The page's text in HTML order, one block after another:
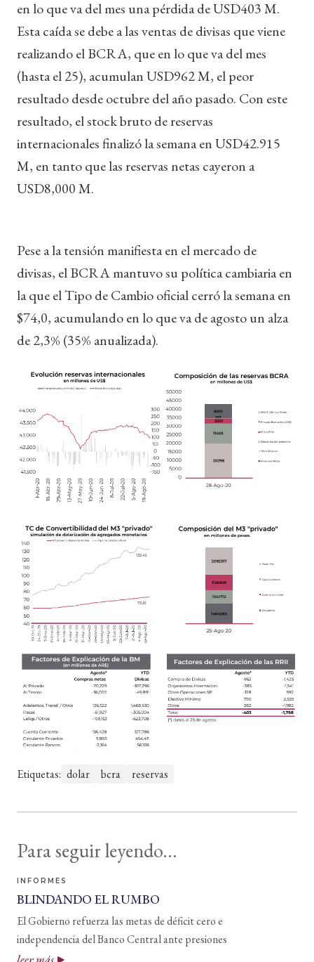
en lo que va del mes una pérdida de USD403 M.
Esta caída se debe a las ventas de divisas que viene
realizando el BCRA, que en lo que va del mes
(hasta el 25), acumulan USD962 M, el peor
resultado desde octubre del año pasado. Con este
resultado, el stock bruto de reservas
internacionales finalizó la semana en USD42.915
M, en tanto que las reservas netas cayeron a
USD8,000 M.
Pese a la tensión manifiesta en el mercado de
divisas, el BCRA mantuvo su política cambiaria en
la que el Tipo de Cambio oficial cerró la semana en
$74,0, acumulando en lo que va de agosto un alza
de 2,3% (35% anualizada).
Etiquetas: dolar bcra reservas
Para seguir leyendo...
INFORMES
BLINDANDO EL RUMBO
El Gobierno refuerza las metas de déficit cero e
independencia del Banco Central ante presiones